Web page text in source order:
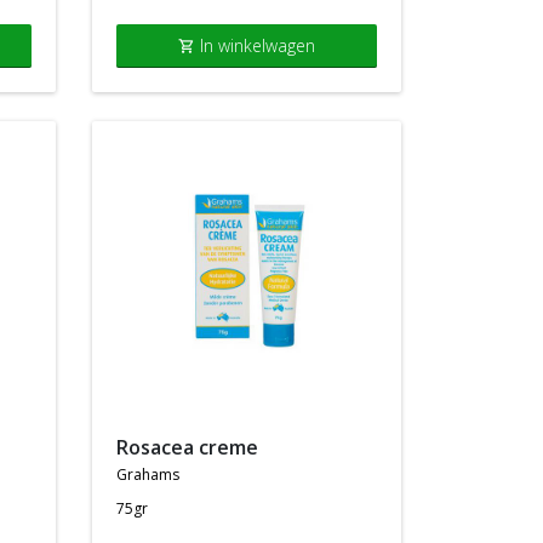
shopping_cart In winkelwagen
rosacea creme
grahams
75gr